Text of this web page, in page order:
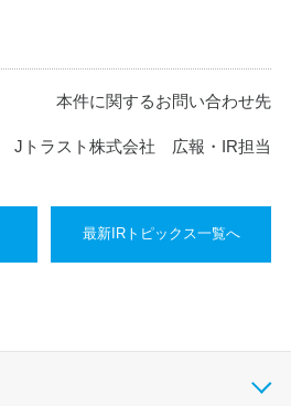
本件に関するお問い合わせ先
Jトラスト株式会社 広報・IR担当
最新IRトピックス一覧へ